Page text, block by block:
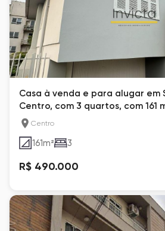
Casa à venda e para alugar em
Centro, com 3 quartos, com 161
Centro
161m² 3
R$ 490.000